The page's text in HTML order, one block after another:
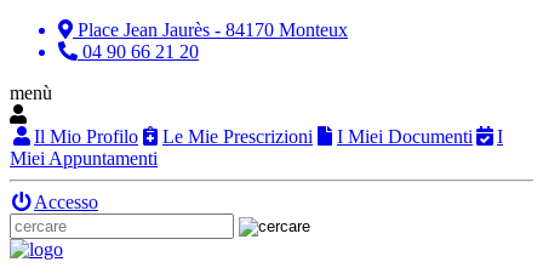
Place Jean Jaurès - 84170 Monteux
04 90 66 21 20
menù
Il Mio Profilo Le Mie Prescrizioni I Miei Documenti
I
Miei Appuntamenti
Accesso